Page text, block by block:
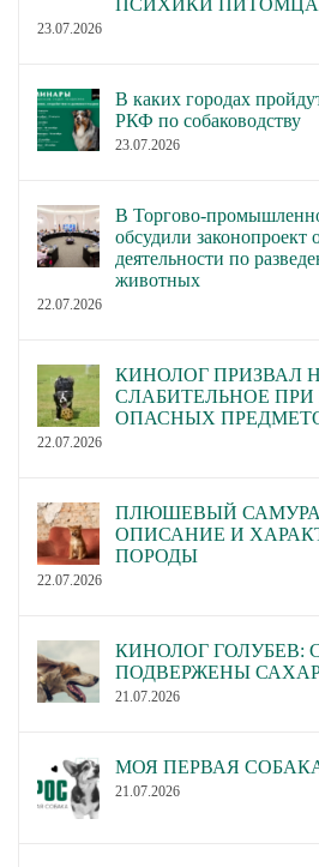
ПСИХИКИ ПИТОМЦА
23.07.2026
В каких городах
РКФ по собаководству
23.07.2026
В Торгово-
обсудили законопроект
деятельности по
животных
22.07.2026
КИНОЛОГ ПРИЗВАЛ
СЛАБИТЕЛЬНОЕ
ОПАСНЫХ
22.07.2026
ПЛЮШЕВЫЙ
ОПИСАНИЕ И
ПОРОДЫ
22.07.2026
КИНОЛОГ ГОЛУБЕВ:
ПОДВЕРЖЕНЫ
21.07.2026
МОЯ ПЕРВАЯ
21.07.2026